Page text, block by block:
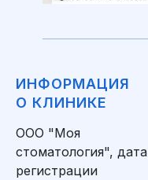
ИНФОРМАЦИЯ
О КЛИНИКЕ
ООО "Моя
стоматология", дата
регистрации